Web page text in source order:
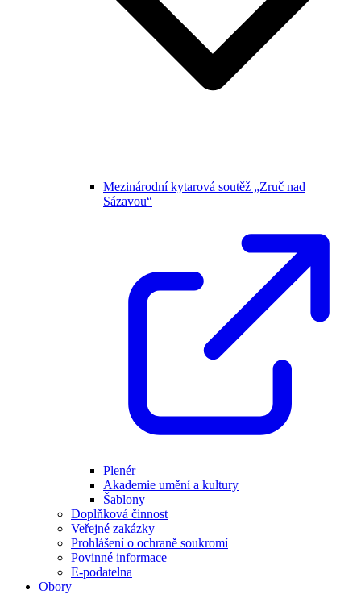
Mezinárodní kytarová soutěž „Zruč nad
Sázavou“
Plenér
Akademie umění a kultury
Šablony
Doplňková činnost
Veřejné zakázky
Prohlášení o ochraně soukromí
Povinné informace
E-podatelna
Obory